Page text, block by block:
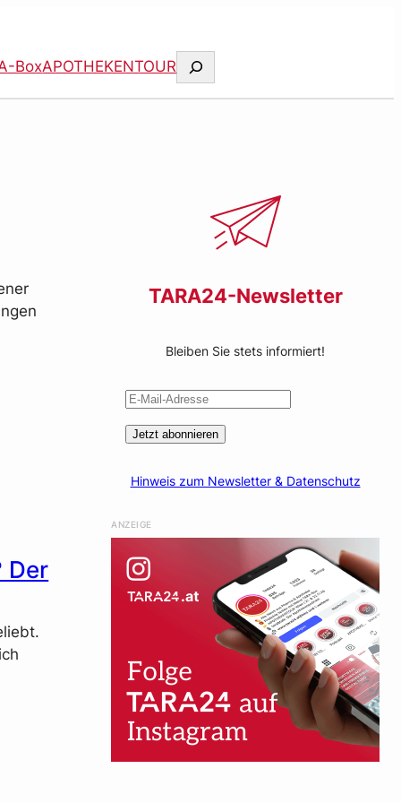
BoxAPOTHEKENTOUR Suchen
Der
TARA24-Newsletter
Bleiben Sie stets informiert!
Jetzt abonnieren
Hinweis zum Newsletter & Datenschutz
ANZEIGE